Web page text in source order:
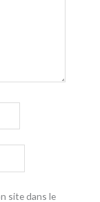
site dans le